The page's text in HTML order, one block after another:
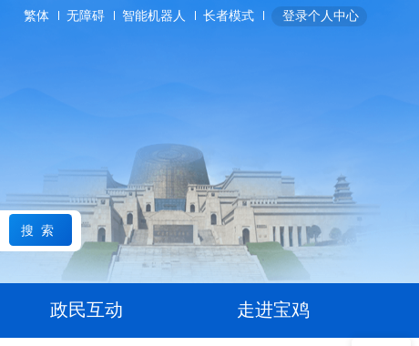
繁体 无障碍 智能机器人 长者模式 登录个人中心
搜索
政民互动 走进宝鸡